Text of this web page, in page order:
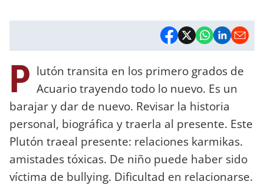
P lutón transita en los primero grados de
Acuario trayendo todo lo nuevo. Es un
barajar y dar de nuevo. Revisar la historia
personal, biográfica y traerla al presente. Este
Plutón traeal presente: relaciones karmikas.
amistades tóxicas. De niño puede haber sido
víctima de bullying. Dificultad en relacionarse.